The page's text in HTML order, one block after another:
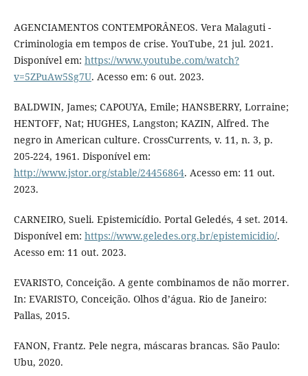
AGENCIAMENTOS CONTEMPORÂNEOS. Vera Malaguti -
Criminologia em tempos de crise. YouTube, 21 jul. 2021.
Disponível em: https://www.youtube.com/watch?
v=5ZPuAw5Sg7U. Acesso em: 6 out. 2023.
BALDWIN, James; CAPOUYA, Emile; HANSBERRY, Lorraine;
HENTOFF, Nat; HUGHES, Langston; KAZIN, Alfred. The
negro in American culture. CrossCurrents, v. 11, n. 3, p.
205-224, 1961. Disponível em:
http://www.jstor.org/stable/24456864. Acesso em: 11 out.
2023.
CARNEIRO, Sueli. Epistemicídio. Portal Geledés, 4 set. 2014.
Disponível em: https://www.geledes.org.br/epistemicidio/.
Acesso em: 11 out. 2023.
EVARISTO, Conceição. A gente combinamos de não morrer.
In: EVARISTO, Conceição. Olhos d’água. Rio de Janeiro:
Pallas, 2015.
FANON, Frantz. Pele negra, máscaras brancas. São Paulo:
Ubu, 2020.